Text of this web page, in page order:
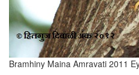
Bramhiny Maina Amravati 2011